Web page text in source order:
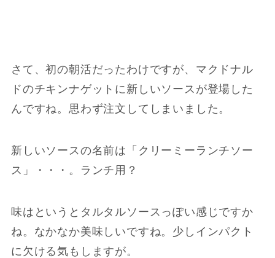
さて、初の朝活だったわけですが、マクドナル
ドのチキンナゲットに新しいソースが登場した
んですね。思わず注文してしまいました。
新しいソースの名前は「クリーミーランチソー
ス」・・・。ランチ用？
味はというとタルタルソースっぽい感じですか
ね。なかなか美味しいですね。少しインパクト
に欠ける気もしますが。